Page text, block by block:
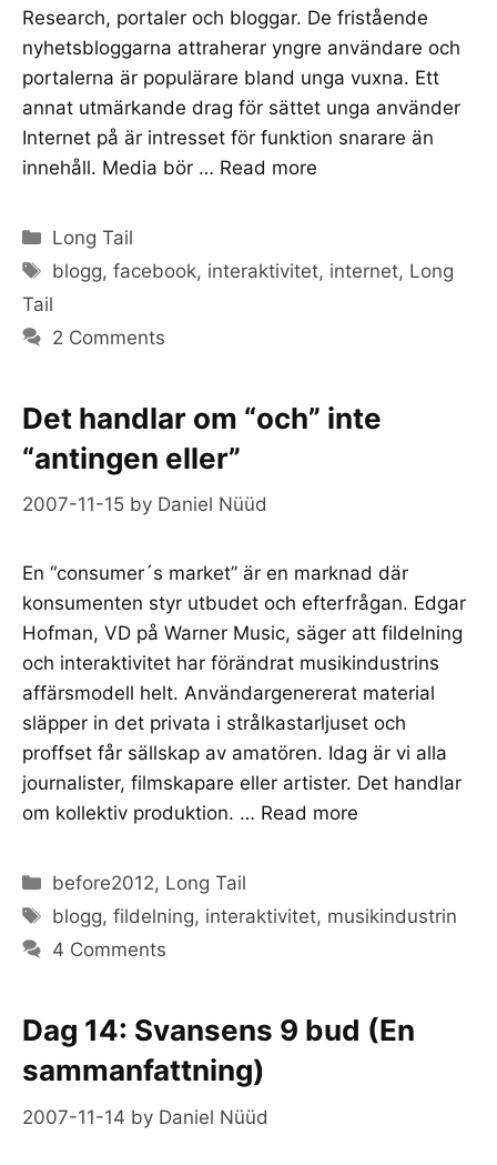
Research, portaler och bloggar. De fristående
nyhetsbloggarna attraherar yngre användare och
portalerna är populärare bland unga vuxna. Ett
annat utmärkande drag för sättet unga använder
Internet på är intresset för funktion snarare än
innehåll. Media bör … Read more
Categories
Long Tail
Tags
blogg,facebook, interaktivitet, internet, Long
Tail
2 Comments
Det handlar om “och” inte
“antingen eller”
2007-11-15 by Daniel Nüüd
En “consumer´s market” är en marknad där
konsumenten styr utbudet och efterfrågan. Edgar
Hofman, VD på Warner Music, säger att fildelning
och interaktivitet har förändrat musikindustrins
affärsmodell helt. Användargenererat material
släpper in det privata i strålkastarljuset och
proffset får sällskap av amatören. Idag är vi alla
journalister, filmskapare eller artister. Det handlar
om kollektiv produktion. … Read more
Categories
before2012, Long Tail
Tags
blogg,fildelning, interaktivitet, musikindustrin
4 Comments
Dag 14: Svansens 9 bud (En
sammanfattning)
2007-11-14 by Daniel Nüüd